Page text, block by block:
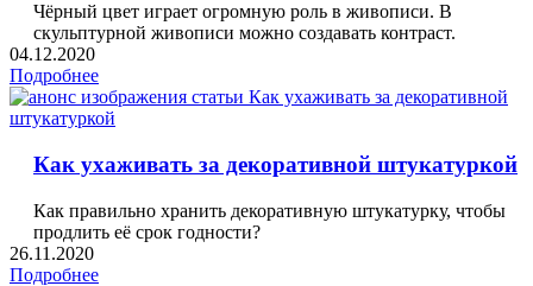
Чёрный цвет играет огромную роль в живописи. В
скульптурной живописи можно создавать контраст.
04.12.2020
Подробнее
Как ухаживать за декоративной штукатуркой
Как правильно хранить декоративную штукатурку, чтобы
продлить её срок годности?
26.11.2020
Подробнее